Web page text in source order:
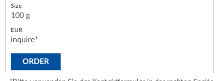
100 g
inquire*
ORDER